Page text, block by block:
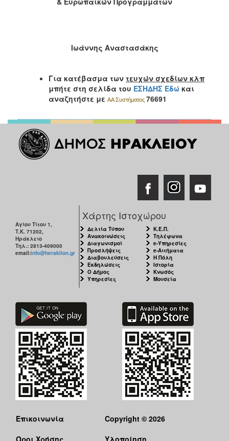
Ιωάννης Αναστασάκης
Για κατέβασμα των τευχών σχεδίων κλπ
μπήτε στη σελίδα του ΕΣΗΔΗΣ Εδώ και
αναζητήστε με ΑA Συστήματος 76691
Αγίου Τίτου 1,
Τ.Κ. 71202,
Ηράκλειο
Τηλ.: 2813-409000
email:info@heraklion.gr
Χάρτης Ιστοχώρου
Δελτία Τύπου
Ανακοινώσεις
Διαγωνισμοί
Προσλήψεις
Διαβουλεύσεις
Εκδηλώσεις
Ο Δήμος
Υπηρεσίες
Κ.Ε.Π.
Τηλέφωνα
e-Υπηρεσίες
e-Αιτήματα
Η Πόλη
Ιστορία
Κνωσός
Μουσεία
Επικοινωνία
Όροι Χρήσης
Copyright © 2026
Υλοποίηση